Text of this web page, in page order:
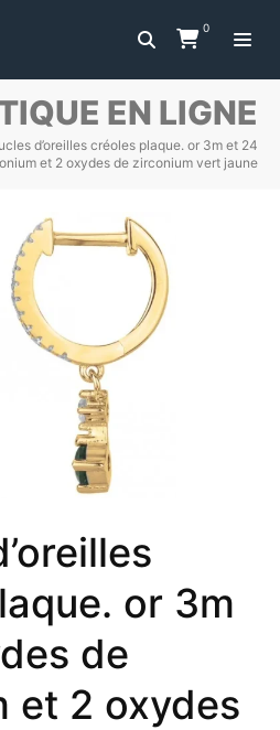
0
EN LIGNE
d’oreilles créoles plaque. or 3m et 24
et 2 oxydes de zirconium vert jaune
or 3m
de
et 2 oxydes